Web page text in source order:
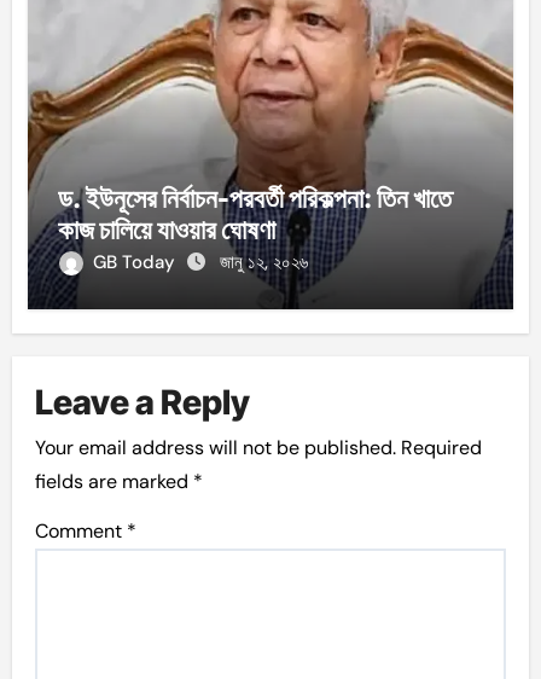
ড. ইউনূসের নির্বাচন-পরবর্তী পরিকল্পনা: তিন খাতে
কাজ চালিয়ে যাওয়ার ঘোষণা
GB Today জানু ১২, ২০২৬
Leave a Reply
Your email address will not be published. Required
fields are marked *
Comment *